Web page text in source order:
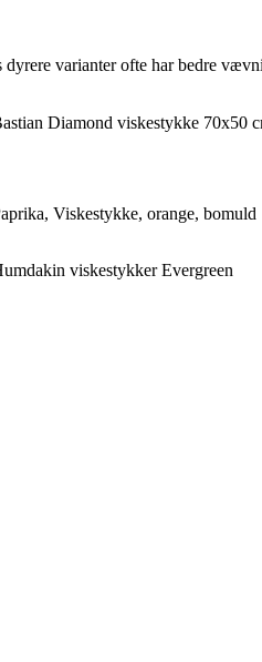
varianter ofte har bedre
Diamond viskestykke 70x50
Viskestykke, orange, bomuld
viskestykker Evergreen